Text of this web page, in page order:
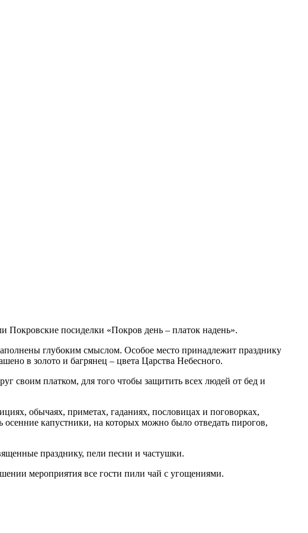
Покровские посиделки «Покров день – платок надень».
глубоким смыслом. Особое место принадлежит празднику
в золото и багрянец – цвета Царства Небесного.
своим платком, для того чтобы защитить всех людей от бед и
обычаях, приметах, гаданиях, пословицах и поговорках,
капустники, на которых можно было отведать пирогов,
празднику, пели песни и частушки.
мероприятия все гости пили чай с угощениями.